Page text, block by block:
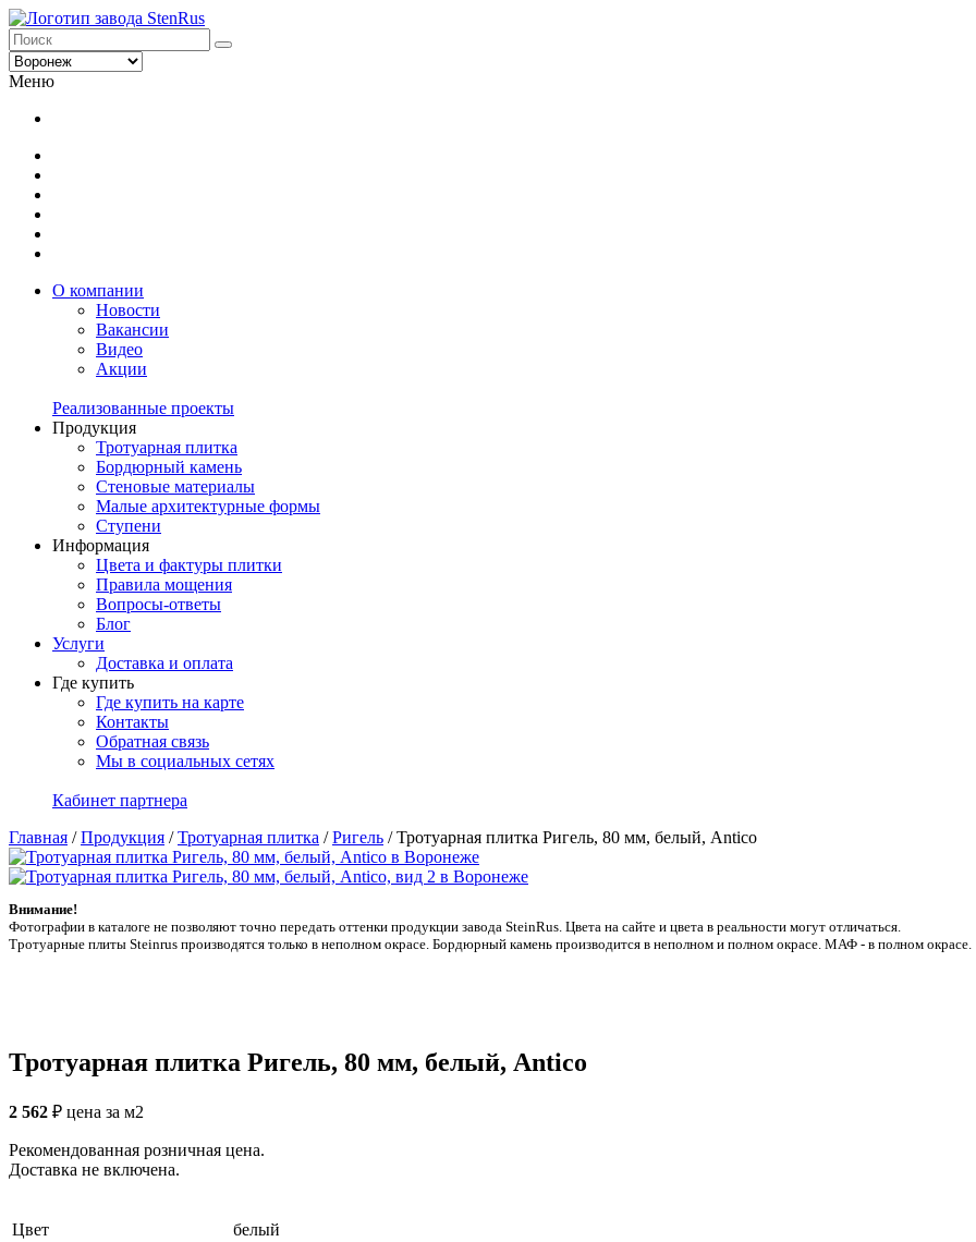
Меню
О компании
Новости
Вакансии
Видео
Акции
Реализованные проекты
Продукция
Тротуарная плитка
Бордюрный камень
Стеновые материалы
Малые архитектурные формы
Ступени
Информация
Цвета и фактуры плитки
Правила мощения
Вопросы-ответы
Блог
Услуги
Доставка и оплата
Где купить
Где купить на карте
Контакты
Обратная связь
Мы в социальных сетях
Кабинет партнера
Главная /Продукция /Тротуарная плитка /Ригель /Тротуарная плитка Ригель, 80 мм, белый, Antico
Внимание!
Фотографии в каталоге не позволяют точно передать оттенки продукции заводa SteinRus. Цвета на сайте и цвета в реальности могут отличаться.
Тротуарные плиты Steinrus производятся только в неполном окрасе. Бордюрный камень производится в неполном и полном окрасе. МАФ - в полном окрасе.
Тротуарная плитка Ригель, 80 мм, белый, Antico
2 562 ₽ цена за м2
Рекомендованная розничная цена.
Доставка не включена.
Цвет
белый